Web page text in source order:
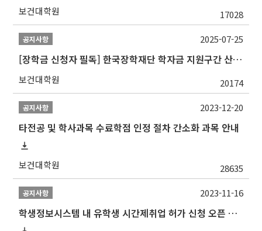
보건대학원 17028
공지사항
[장학금 신청자 필독] 한국장학재단 학자금 지원구간 산정 권고
보건대학원 20174
2025-07-25
공지사항
타전공 및 학사과목 수료학점 인정 절차 간소화 과목 안내
보건대학원 28635
2023-12-20
공지사항
학생정보시스템 내 유학생 시간제취업 허가 신청 오픈 안내
2023-11-16